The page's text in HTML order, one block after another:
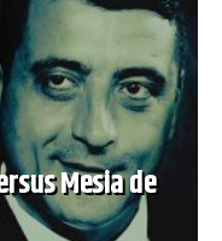
Mesia de